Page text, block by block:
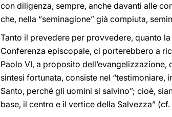
con diligenza, sempre, anche davanti alle
che, nella “seminagione” già compiuta,
Tanto il prevedere per provvedere, quanto
Conferenza episcopale, ci porterebbero a
Paolo VI, a proposito dell’evangelizzazione,
sintesi fortunata, consiste nel
Santo, perché gli uomini si salvino”; cioè,
base, il centro e il vertice della Salvezza” (cf.